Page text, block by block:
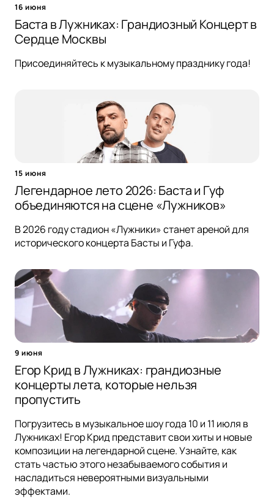
16 июня
Баста в Лужниках: Грандиозный Концерт в
Сердце Москвы
Присоединяйтесь к музыкальному празднику года!
15 июня
Легендарное лето 2026: Баста и Гуф
объединяются на сцене «Лужников»
В 2026 году стадион «Лужники» станет ареной для
исторического концерта Басты и Гуфа.
9 июня
Егор Крид в Лужниках: грандиозные
концерты лета, которые нельзя
пропустить
Погрузитесь в музыкальное шоу года 10 и 11 июля в
Лужниках! Егор Крид представит свои хиты и новые
композиции на легендарной сцене. Узнайте, как
стать частью этого незабываемого события и
насладиться невероятными визуальными
эффектами.